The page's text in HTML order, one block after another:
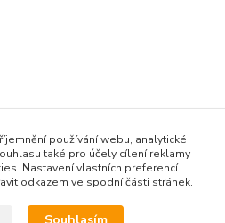
povinen zaevidovat přijatou tržbu
používání webu, analytické
také pro účely cílení reklamy
Nastavení vlastních preferencí
odkazem ve spodní části stránek.